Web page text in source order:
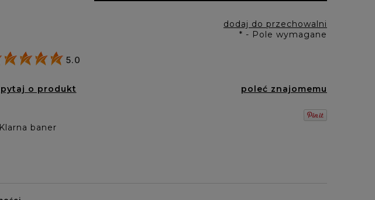
dodaj do przechowalni
* - Pole wymagane
5.0
o produkt poleć znajomemu